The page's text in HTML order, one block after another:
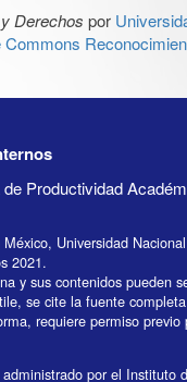
Derechos por
Commons
Productividad
México, Universidad
2021.
y sus contenidos pueden
se cite la fuente
requiere permiso
por el Instituto